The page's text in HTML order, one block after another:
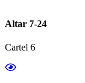
Altar 7-24
Cartel 6